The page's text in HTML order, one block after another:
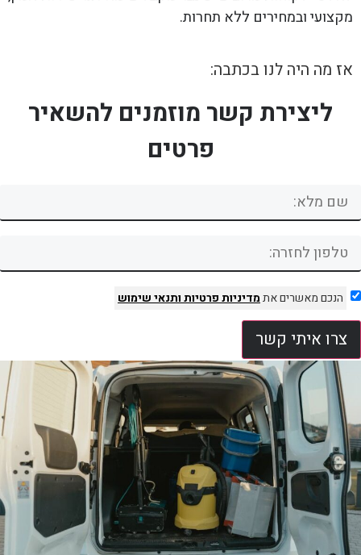
מקצועי ובמחירים ללא תחרות.
אז מה היה לנו בכתבה:
ליצירת קשר מוזמנים להשאיר
פרטים
הנכם מאשרים אתמדיניות פרטיותותנאי שימוש
צרו איתי קשר